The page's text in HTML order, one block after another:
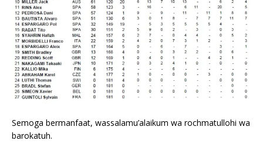
Semoga bermanfaat, wassalamu’alaikum wa rochmatullohi wa
barokatuh.